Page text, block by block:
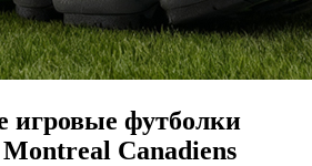
игровые футболки
Canadiens